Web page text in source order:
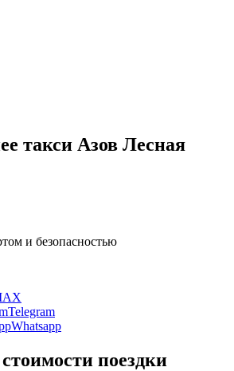
такси Азов Лесная
и безопасностью
Telegram
Whatsapp
поездки